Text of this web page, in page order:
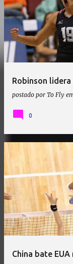
Robinson
postado por To Fly
0
China bate